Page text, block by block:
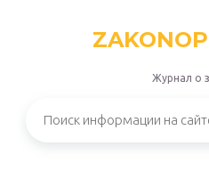
Журнал о